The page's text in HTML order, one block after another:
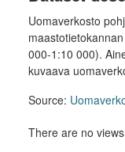
Uomaverkosto
000-1:10 000).
kuvaava
Source:
There are no